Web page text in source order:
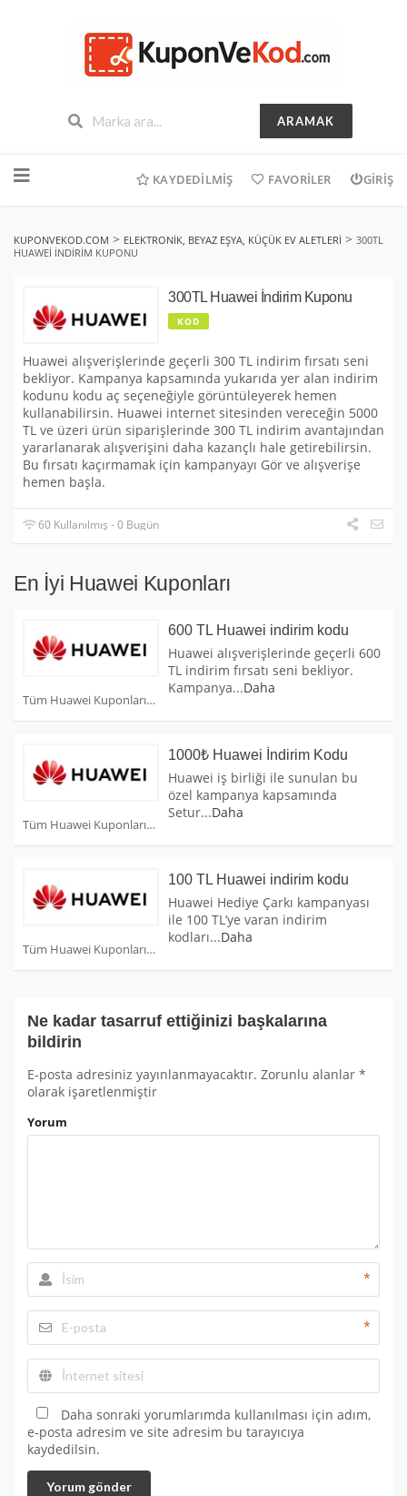
ARAMAK
geç
KAYDEDILMIŞ FAVORILER GIRIŞ
KUPONVEKOD.COM > ELEKTRONIK, BEYAZ EŞYA, KÜÇÜK EV ALETLERI > 300TL
HUAWEI İNDIRIM KUPONU
300TL Huawei İndirim Kuponu
KOD
Huawei alışverişlerinde geçerli 300 TL indirim fırsatı seni
bekliyor. Kampanya kapsamında yukarıda yer alan indirim
kodunu kodu aç seçeneğiyle görüntüleyerek hemen
kullanabilirsin. Huawei internet sitesinden vereceğin 5000
TL ve üzeri ürün siparişlerinde 300 TL indirim avantajından
yararlanarak alışverişini daha kazançlı hale getirebilirsin.
Bu fırsatı kaçırmamak için kampanyayı Gör ve alışverişe
hemen başla.
60 Kullanılmış - 0 Bugün
En İyi Huawei Kuponları
Tüm Huawei Kuponları
600 TL Huawei indirim kodu
Huawei alışverişlerinde geçerli 600
TL indirim fırsatı seni bekliyor.
Kampanya...Daha
Tüm Huawei Kuponları
1000₺ Huawei İndirim Kodu
Huawei iş birliği ile sunulan bu
özel kampanya kapsamında
Setur...Daha
Tüm Huawei Kuponları
100 TL Huawei indirim kodu
Huawei Hediye Çarkı kampanyası
ile 100 TL’ye varan indirim
kodları...Daha
Ne kadar tasarruf ettiğinizi başkalarına
bildirin
E-posta adresiniz yayınlanmayacaktır. Zorunlu alanlar *
olarak işaretlenmiştir
Yorum
*
*
Daha sonraki yorumlarımda kullanılması için adım,
e-posta adresim ve site adresim bu tarayıcıya
kaydedilsin.
Yorum gönder